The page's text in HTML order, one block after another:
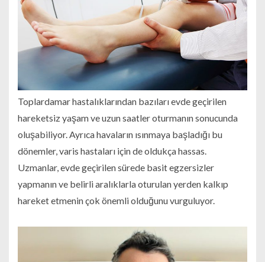
Toplardamar hastalıklarından bazıları evde geçirilen
hareketsiz yaşam ve uzun saatler oturmanın sonucunda
oluşabiliyor. Ayrıca havaların ısınmaya başladığı bu
dönemler, varis hastaları için de oldukça hassas.
Uzmanlar, evde geçirilen sürede basit egzersizler
yapmanın ve belirli aralıklarla oturulan yerden kalkıp
hareket etmenin çok önemli olduğunu vurguluyor.